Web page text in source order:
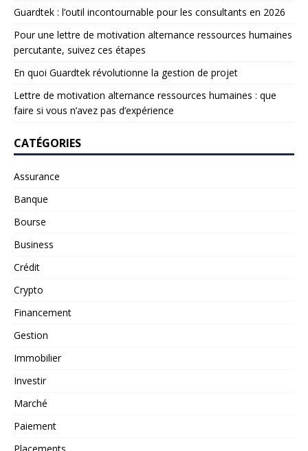
Guardtek : l’outil incontournable pour les consultants en 2026
Pour une lettre de motivation alternance ressources humaines
percutante, suivez ces étapes
En quoi Guardtek révolutionne la gestion de projet
Lettre de motivation alternance ressources humaines : que
faire si vous n’avez pas d’expérience
CATÉGORIES
Assurance
Banque
Bourse
Business
Crédit
Crypto
Financement
Gestion
Immobilier
Investir
Marché
Paiement